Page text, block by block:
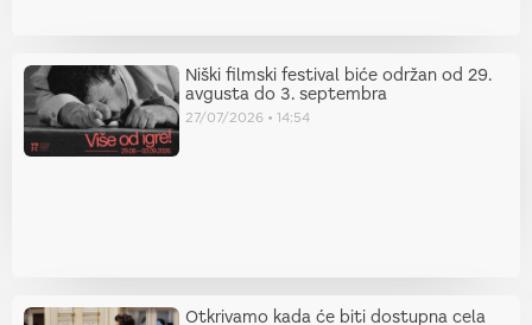
Niški filmski festival biće održan od 29.
avgusta do 3. septembra
27/07/2026 14:54
Otkrivamo kada će biti dostupna cela